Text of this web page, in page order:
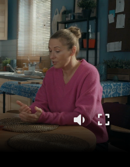
szczęścia